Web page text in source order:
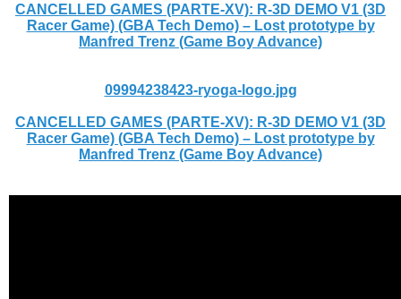
CANCELLED GAMES (PARTE-XV): R-3D DEMO V1 (3D
Racer Game) (GBA Tech Demo) – Lost prototype by
Manfred Trenz (Game Boy Advance)
09994238423-ryoga-logo.jpg
CANCELLED GAMES (PARTE-XV): R-3D DEMO V1 (3D
Racer Game) (GBA Tech Demo) – Lost prototype by
Manfred Trenz (Game Boy Advance)